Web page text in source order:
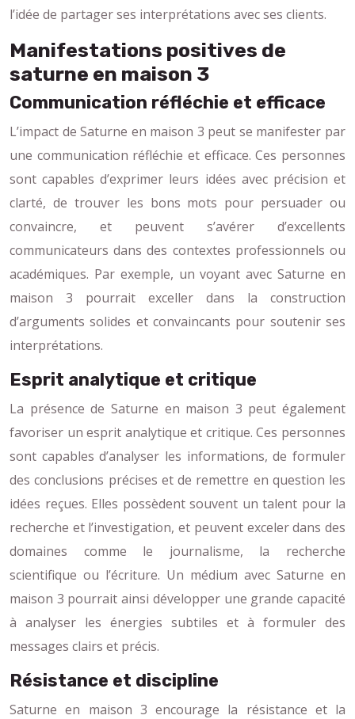
l’idée de partager ses interprétations avec ses clients.
Manifestations positives de
saturne en maison 3
Communication réfléchie et efficace
L’impact de Saturne en maison 3 peut se manifester par
une communication réfléchie et efficace. Ces personnes
sont capables d’exprimer leurs idées avec précision et
clarté, de trouver les bons mots pour persuader ou
convaincre, et peuvent s’avérer d’excellents
communicateurs dans des contextes professionnels ou
académiques. Par exemple, un voyant avec Saturne en
maison 3 pourrait exceller dans la construction
d’arguments solides et convaincants pour soutenir ses
interprétations.
Esprit analytique et critique
La présence de Saturne en maison 3 peut également
favoriser un esprit analytique et critique. Ces personnes
sont capables d’analyser les informations, de formuler
des conclusions précises et de remettre en question les
idées reçues. Elles possèdent souvent un talent pour la
recherche et l’investigation, et peuvent exceler dans des
domaines comme le journalisme, la recherche
scientifique ou l’écriture. Un médium avec Saturne en
maison 3 pourrait ainsi développer une grande capacité
à analyser les énergies subtiles et à formuler des
messages clairs et précis.
Résistance et discipline
Saturne en maison 3 encourage la résistance et la